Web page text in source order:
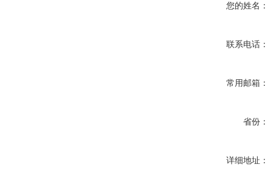
您的姓名：
联系电话：
常用邮箱：
省份：
详细地址：